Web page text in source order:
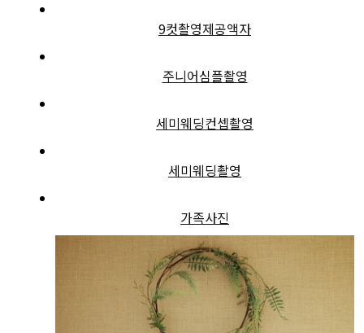
9컷촬영제공액자
주니어심플촬영
세미웨딩컨셉촬영
세미웨딩촬영
가족사진